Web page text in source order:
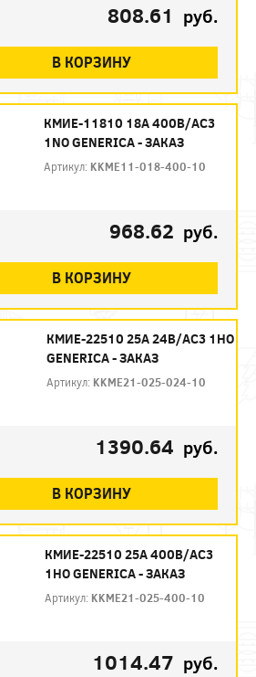
808.61 руб.
В КОРЗИНУ
КМИЕ-11810 18А 400В/АС3
1NО GENERICA - ЗАКАЗ
Артикул: KKME11-018-400-10
968.62 руб.
В КОРЗИНУ
КМИЕ-22510 25А 24В/АС3 1НО
GENERICA - ЗАКАЗ
Артикул: KKME21-025-024-10
1390.64 руб.
В КОРЗИНУ
КМИЕ-22510 25А 400В/АС3
1НО GENERICA - ЗАКАЗ
Артикул: KKME21-025-400-10
1014.47 руб.